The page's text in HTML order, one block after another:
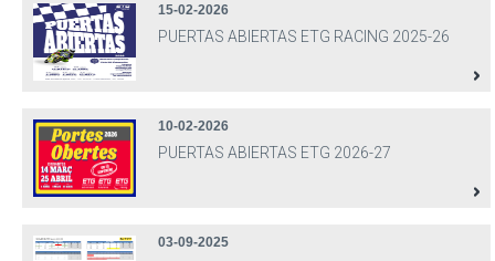
15-02-2026
PUERTAS ABIERTAS ETG RACING 2025-26
10-02-2026
PUERTAS ABIERTAS ETG 2026-27
03-09-2025